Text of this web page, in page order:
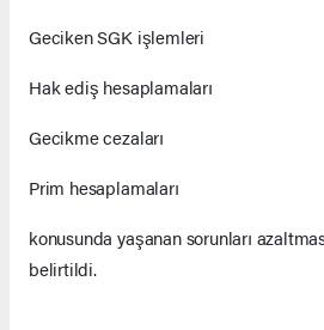
Geciken SGK işlemleri
Hak ediş hesaplamaları
Gecikme cezaları
Prim hesaplamaları
konusunda yaşanan sorunları
belirtildi.